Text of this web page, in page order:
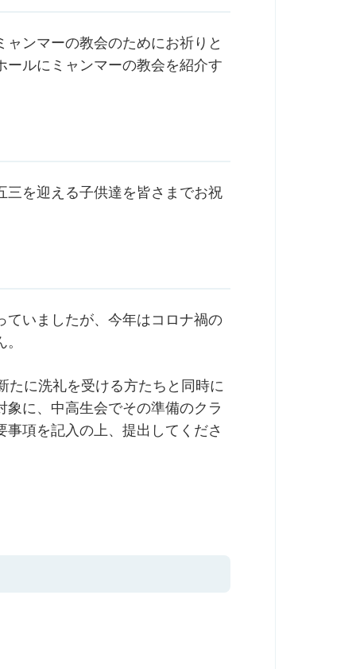
ンマーの教会のためにお祈りと
ルにミャンマーの教会を紹介す
三を迎える子供達を皆さまでお祝
ていましたが、今年はコロナ禍の
たに洗礼を受ける方たちと同時に
に、中高生会でその準備のクラ
項を記入の上、提出してくださ